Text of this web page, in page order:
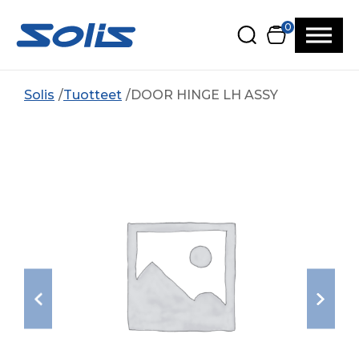
0
Solis Tuotteet DOOR HINGE LH ASSY